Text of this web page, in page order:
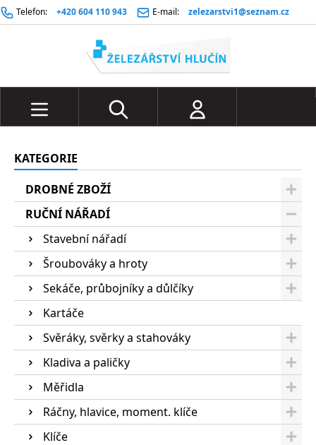
Telefon: +420 604 110 943 E-mail: zelezarstvi1@seznam.cz
KATEGORIE
DROBNÉ ZBOŽÍ
RUČNÍ NÁŘADÍ
Stavební nářadí
Šroubováky a hroty
Sekáče, průbojníky a důlčíky
Kartáče
Svěráky, svěrky a stahováky
Kladiva a paličky
Měřidla
Ráčny, hlavice, moment. klíče
Klíče